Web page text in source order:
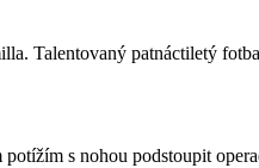
Talentovaný patnáctiletý
s nohou podstoupit